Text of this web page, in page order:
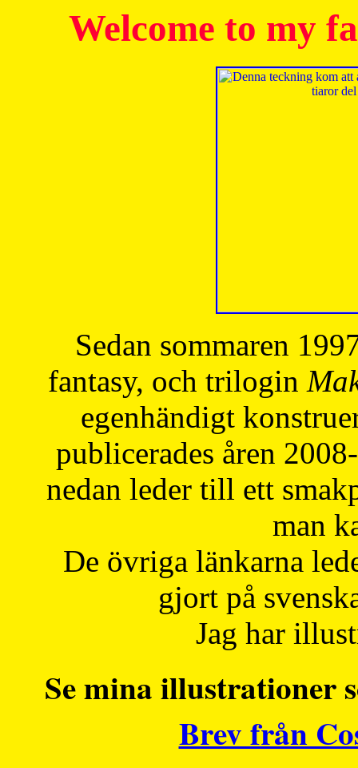
Welcome to my
Sedan sommaren
fantasy, och trilogin
egenhändigt
publicerades åren
nedan leder till ett
man
De övriga länkarna
gjort på
Jag har
Se mina illustrationer
Brev från